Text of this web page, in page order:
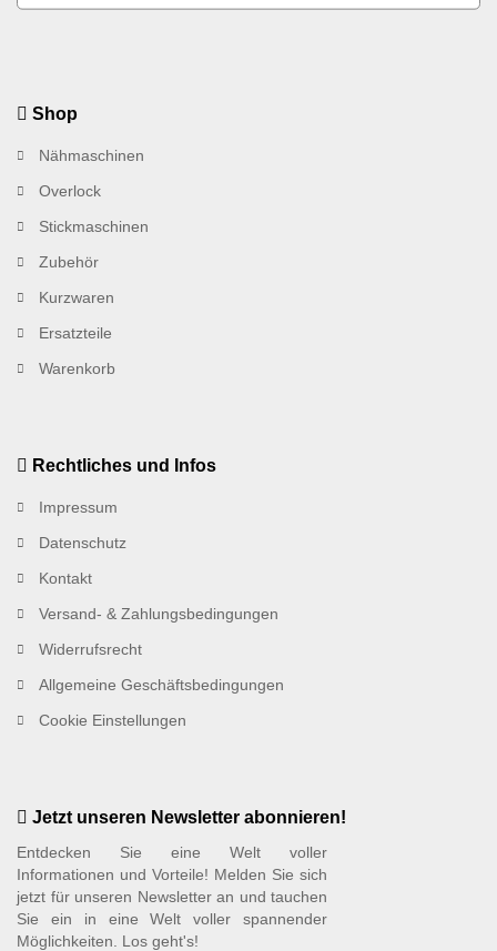
Shop
Nähmaschinen
Overlock
Stickmaschinen
Zubehör
Kurzwaren
Ersatzteile
Warenkorb
Rechtliches und Infos
Impressum
Datenschutz
Kontakt
Versand- & Zahlungsbedingungen
Widerrufsrecht
Allgemeine Geschäftsbedingungen
Cookie Einstellungen
Jetzt unseren Newsletter abonnieren!
Entdecken Sie eine Welt voller
Informationen und Vorteile! Melden Sie sich
jetzt für unseren Newsletter an und tauchen
Sie ein in eine Welt voller spannender
Möglichkeiten. Los geht's!